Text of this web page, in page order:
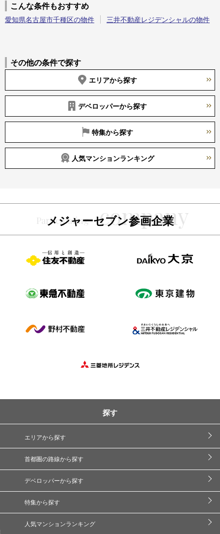
こんな条件もおすすめ
愛知県名古屋市千種区の物件 三井不動産レジデンシャルの物件
その他の条件で探す
エリアから探す
デベロッパーから探す
特集から探す
人気マンションランキング
メジャーセブン参画企業
探す
エリアから探す
首都圏の路線から探す
デベロッパーから探す
特集から探す
人気マンションランキング